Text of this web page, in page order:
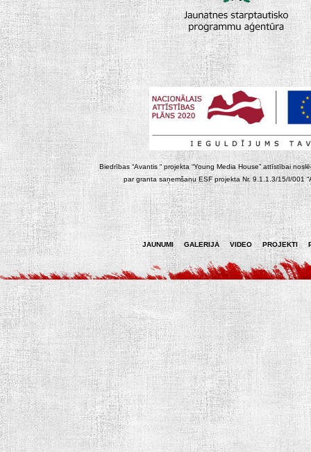
Biedrības “Avantis “ projekta “Young Media House” attīstībai
par granta saņemšanu ESF projekta Nr. 9.1.1.3/15/I/001
JAUNUMI GALERIJA VIDEO PROJEKTI